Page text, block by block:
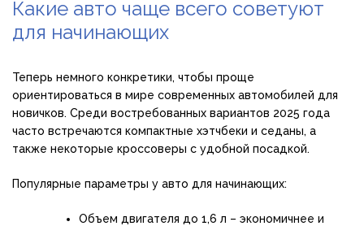
Какие авто чаще всего советуют
для начинающих
Теперь немного конкретики, чтобы проще
ориентироваться в мире современных автомобилей для
новичков. Среди востребованных вариантов 2025 года
часто встречаются компактные хэтчбеки и седаны, а
также некоторые кроссоверы с удобной посадкой.
Популярные параметры у авто для начинающих:
Объем двигателя до 1,6 л – экономичнее и